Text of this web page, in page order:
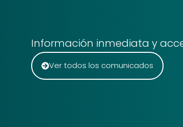
Información inmediata y
Ver todos los comunicados